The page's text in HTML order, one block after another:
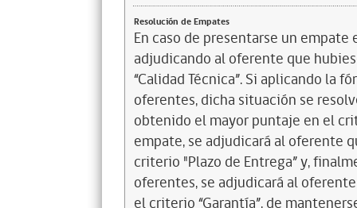
Resolución de Empates
En caso de presentarse un
adjudicando al oferente que
“Calidad Técnica”. Si aplicando la
oferentes, dicha situación se
obtenido el mayor puntaje en el
empate, se adjudicará al oferente
criterio "Plazo de Entrega” y,
oferentes, se adjudicará al
el criterio “Garantía”, de